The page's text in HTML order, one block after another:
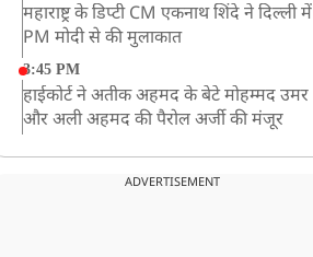
महाराष्ट्र के डिप्टी CM एकनाथ शिंदे ने दिल्ली में
PM मोदी से की मुलाकात
3:45 PM
हाईकोर्ट ने अतीक अहमद के बेटे मोहम्मद उमर
और अली अहमद की पैरोल अर्जी की मंजूर
CM योगी का सपा पर हमला, कहा- वोट बैंक की
ADVERTISEMENT